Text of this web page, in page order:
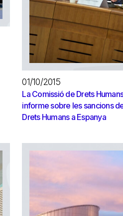
01/10/2015
La Comissió de Drets
informe sobre les sancions
Drets Humans a Espanya